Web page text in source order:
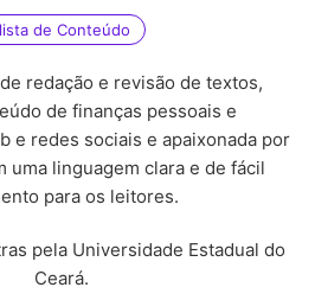
de Conteúdo
redação e revisão de textos,
de finanças pessoais e
e redes sociais e apaixonada por
uma linguagem clara e de fácil
para os leitores.
pela Universidade Estadual do
Ceará.